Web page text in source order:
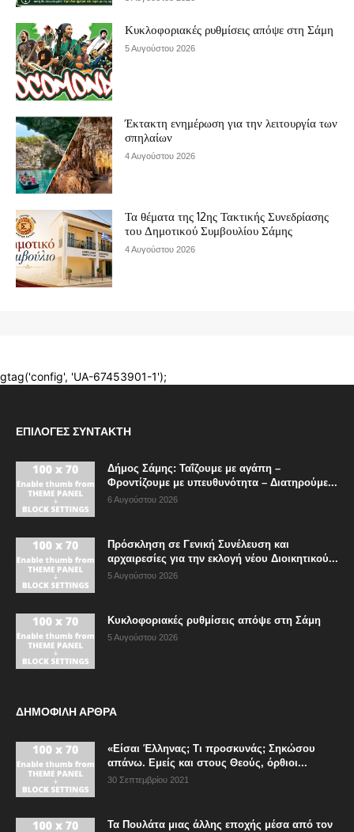
ΕΠΙΛΟΓΈΣ ΣΥΝΤΆΚΤΗ
Δήμος Σάμης: Ταΐζουμε με αγάπη –
Φροντίζουμε με υπευθυνότητα – Διατηρούμε...
6 Αυγούστου 2026
Πρόσκληση σε Γενική Συνέλευση και
αρχαιρεσίες για την εκλογή νέου Διοικητικού...
5 Αυγούστου 2026
Κυκλοφοριακές ρυθμίσεις απόψε στη Σάμη
5 Αυγούστου 2026
ΔΗΜΟΦΙΛΗ ΑΡΘΡΑ
«Είσαι Έλληνας; Τι προσκυνάς; Σηκώσου
απάνω. Εμείς και στους Θεούς, όρθιοι...
30 Σεπτεμβρίου 2021
Τα Πουλάτα μιας άλλης εποχής μέσα από τον